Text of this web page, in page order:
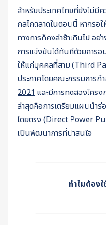
สำหรับประเทศไทยที่ยังไม่มีค
กลไกตลาดในตอนนี้ หากรอใ
ทางการก็คงล่าช้าเกินไป อย่
การแข่งขันได้ทันทีด้วยการอ
ให้แก่บุคคลที่สาม (Third
ประกาศโดยคณะกรรมการ
2021 และมีการทดสองโคร
ล่าสุดคือการเตรียมแผนนำร่
โดยตรง (Direct Power
เป็นพัฒนาการที่น่าสนใจ
ทำไมต้องใ